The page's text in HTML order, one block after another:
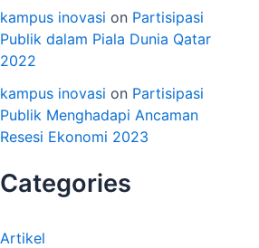
kampus inovasi on Partisipasi
Publik dalam Piala Dunia Qatar
2022
kampus inovasi on Partisipasi
Publik Menghadapi Ancaman
Resesi Ekonomi 2023
Categories
Artikel